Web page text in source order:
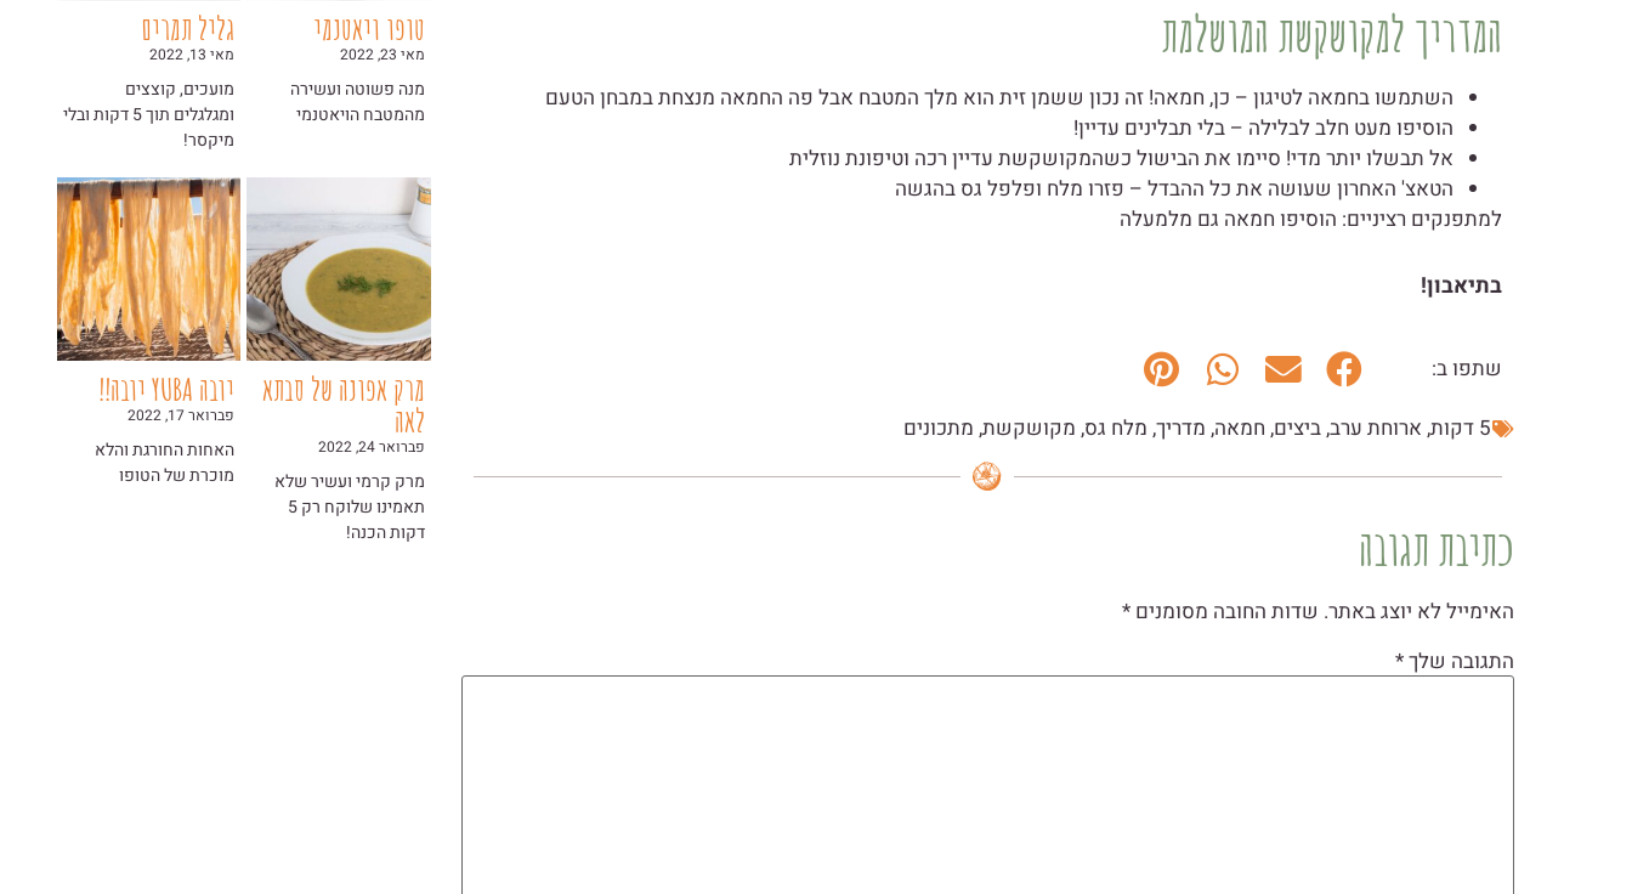
המדריך למקושקשת המושלמת
השתמשו בחמאה לטיגון – כן, חמאה! זה נכון ששמן זית הוא מלך המטבח אבל פה החמאה מנצחת במבחן הטעם
הוסיפו מעט חלב לבלילה – בלי תבלינים עדיין!
אל תבשלו יותר מדי! סיימו את הבישול כשהמקושקשת עדיין רכה וטיפונת נוזלית
הטאצ' האחרון שעושה את כל ההבדל – פזרו מלח ופלפל גס בהגשה
למתפנקים רציניים: הוסיפו חמאה גם מלמעלה
בתיאבון!
שתפו ב:
5 דקות
, ארוחת ערב,ביצים, חמאה, מדריך, מלח גס, מקושקשת, מתכונים
כתיבת תגובה
האימייל לא יוצג באתר. שדות החובה מסומנים *
התגובה שלך*
טופו ויאטנמי
מאי 23, 2022
מנה פשוטה ועשירה
מהמטבח הויאטנמי
גליל תמרים
מאי 13, 2022
מועכים, קוצצים
ומגלגלים תוך 5 דקות ובלי
מיקסר!
מרק אפונה של סבתא
לאה
פברואר 24, 2022
מרק קרמי ועשיר שלא
תאמינו שלוקח רק 5
דקות הכנה!
יובה YUBA יובה!!
פברואר 17, 2022
האחות החורגת והלא
מוכרת של הטופו